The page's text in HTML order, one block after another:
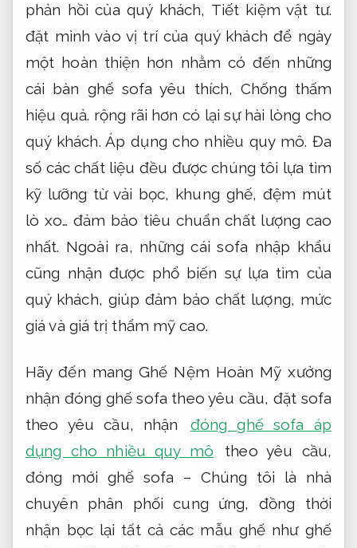
phản hồi của quý khách, Tiết kiệm vật tư.
đặt mình vào vị trí của quý khách để ngày
một hoàn thiện hơn nhằm có đến những
cái bàn ghế sofa yêu thích,Chống thấm
hiệu quả. rộng rãi hơn có lại sự hài lòng cho
quý khách.Áp dụng cho nhiều quy mô. Đa
số các chất liệu đều được chúng tôi lựa tìm
kỹ lưỡng từ vải bọc, khung ghế, đệm mút
lò xo… đảm bảo tiêu chuẩn chất lượng cao
nhất. Ngoài ra, những cái sofa nhập khẩu
cũng nhận được phổ biến sự lựa tìm của
quý khách, giúp đảm bảo chất lượng, mức
giá và giá trị thẩm mỹ cao.
Hãy đến mang Ghế Nệm Hoàn Mỹ xưởng
nhận đóng ghế sofa theo yêu cầu, đặt sofa
theo yêu cầu, nhận
đóng ghế sofa áp
dụng cho nhiều quy mô
theo yêu cầu,
đóng mới ghế sofa – Chúng tôi là nhà
chuyên phân phối cung ứng, đồng thời
nhận bọc lại tất cả các mẫu ghế như ghế